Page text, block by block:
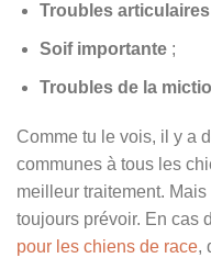
Troubles
Soif importante;
Troubles de la
Comme tu le vois, il y a
communes à tous les
meilleur traitement.
toujours prévoir. En cas
pour les chiens de race,